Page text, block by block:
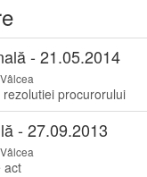
- 21.05.2014
procurorului
- 27.09.2013
act